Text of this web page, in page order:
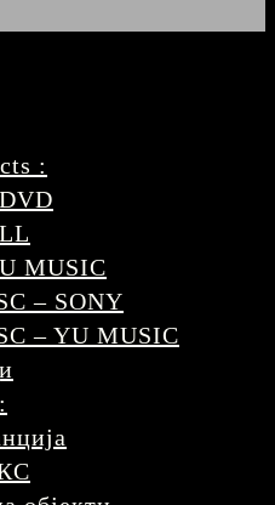
:
MUSIC
– SONY
– YU MUSIC